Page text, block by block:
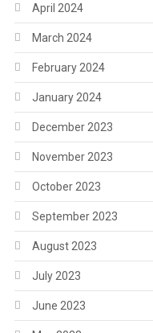
April 2024
March 2024
February 2024
January 2024
December 2023
November 2023
October 2023
September 2023
August 2023
July 2023
June 2023